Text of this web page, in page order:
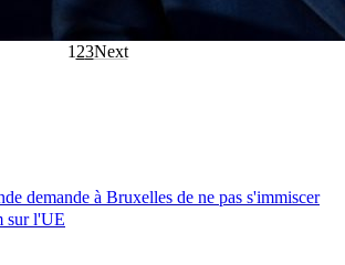
1 23Next
demande à Bruxelles de ne pas s'immiscer
sur l'UE